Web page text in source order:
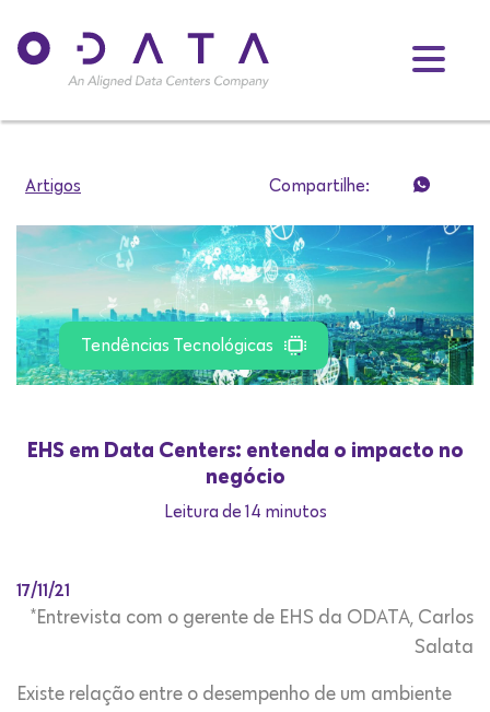
Artigos Compartilhe:
Tendências Tecnológicas
EHS em Data Centers: entenda o impacto no
negócio
Leitura de 14 minutos
17/11/21
*Entrevista com o gerente de EHS da ODATA, Carlos
Salata
Existe relação entre o desempenho de um ambiente